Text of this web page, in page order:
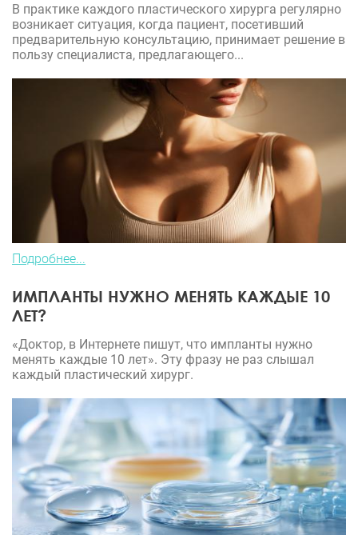
В практике каждого пластического хирурга регулярно
возникает ситуация, когда пациент, посетивший
предварительную консультацию, принимает решение в
пользу специалиста, предлагающего...
Подробнее...
ИМПЛАНТЫ НУЖНО МЕНЯТЬ КАЖДЫЕ 10
ЛЕТ?
«Доктор, в Интернете пишут, что импланты нужно
менять каждые 10 лет». Эту фразу не раз слышал
каждый пластический хирург.